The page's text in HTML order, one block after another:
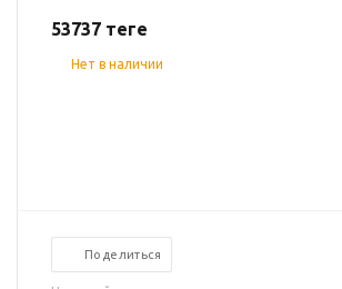
53737 теңге
Нет в наличии
Поделиться